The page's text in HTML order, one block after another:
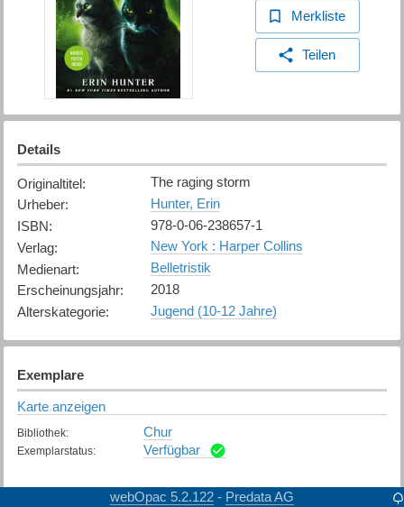
Merkliste
Teilen
Details
Originaltitel:
The raging storm
Urheber:
Hunter, Erin
ISBN:
978-0-06-238657-1
Verlag:
New York : Harper Collins
Medienart:
Belletristik
Erscheinungsjahr:
2018
Alterskategorie: Jugend (10-12 Jahre)
Exemplare
Karte anzeigen
Bibliothek: Chur
Exemplarstatus: Verfügbar
webOpac 5.2.122 - Predata AG